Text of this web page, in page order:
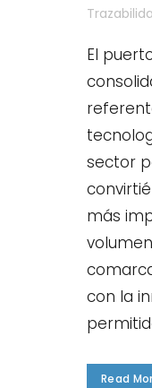
El
sector
más
con la
Read